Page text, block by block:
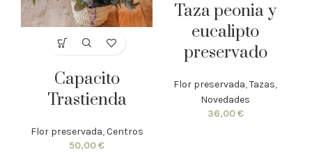
Taza peonia y
eucalipto
preservado
Flor preservada,Tazas,
Novedades
36,00€
Capacito
Trastienda
Flor preservada,Centros
50,00€